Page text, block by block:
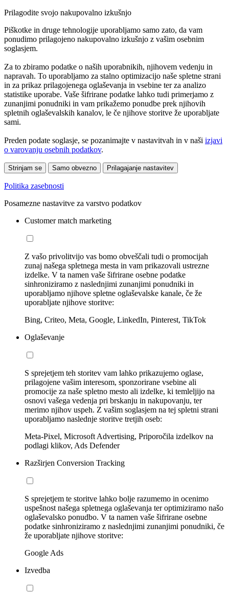
Prilagodite svojo nakupovalno izkušnjo
Piškotke in druge tehnologije uporabljamo samo zato, da vam
ponudimo prilagojeno nakupovalno izkušnjo z vašim osebnim
soglasjem.
Za to zbiramo podatke o naših uporabnikih, njihovem vedenju in
napravah. To uporabljamo za stalno optimizacijo naše spletne strani
in za prikaz prilagojenega oglaševanja in vsebine ter za analizo
statistike uporabe. Vaše šifrirane podatke lahko tudi primerjamo z
zunanjimi ponudniki in vam prikažemo ponudbe prek njihovih
spletnih oglaševalskih kanalov, le če njihove storitve že uporabljate
sami.
Preden podate soglasje, se pozanimajte v nastavitvah in v naši izjavi
o varovanju osebnih podatkov.
Strinjam se Samo obvezno Prilagajanje nastavitev
Politika zasebnosti
Posamezne nastavitve za varstvo podatkov
Customer match marketing
Z vašo privolitvijo vas bomo obveščali tudi o promocijah
zunaj našega spletnega mesta in vam prikazovali ustrezne
izdelke. V ta namen vaše šifrirane osebne podatke
sinhroniziramo z naslednjimi zunanjimi ponudniki in
uporabljamo njihove spletne oglaševalske kanale, če že
uporabljate njihove storitve:
Bing, Criteo, Meta, Google, LinkedIn, Pinterest, TikTok
Oglaševanje
S sprejetjem teh storitev vam lahko prikazujemo oglase,
prilagojene vašim interesom, sponzorirane vsebine ali
promocije za naše spletno mesto ali izdelke, ki temleljijo na
osnovi vašega vedenja pri brskanju in nakupovanju, ter
merimo njihov uspeh. Z vašim soglasjem na tej spletni strani
uporabljamo naslednje storitve tretjih oseb:
Meta-Pixel, Microsoft Advertising, Priporočila izdelkov na
podlagi klikov, Ads Defender
Razširjen Conversion Tracking
S sprejetjem te storitve lahko bolje razumemo in ocenimo
uspešnost našega spletnega oglaševanja ter optimiziramo našo
oglaševalsko ponudbo. V ta namen vaše šifrirane osebne
podatke sinhroniziramo z naslednjimi zunanjimi ponudniki, če
že uporabljate njihove storitve:
Google Ads
Izvedba